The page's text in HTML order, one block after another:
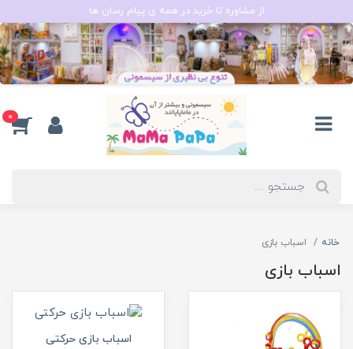
از مشاوره تا خرید در همه ی پیام رسان ها
0
خانه اسباب بازی
اسباب بازی
اسباب بازی حرکتی